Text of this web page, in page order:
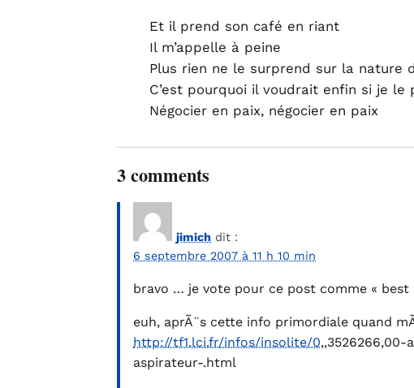
Et il prend son café en riant
Il m’appelle à peine
Plus rien ne le surprend sur la nature
C’est pourquoi il voudrait enfin si je le
Négocier en paix, négocier en paix
3 comments
jimich dit :
6 septembre 2007 à 11 h 10 min
bravo … je vote pour ce post comme « best
euh, aprÃ¨s cette info primordiale quand
http://tf1.lci.fr/infos/insolite/0
aspirateur-.html